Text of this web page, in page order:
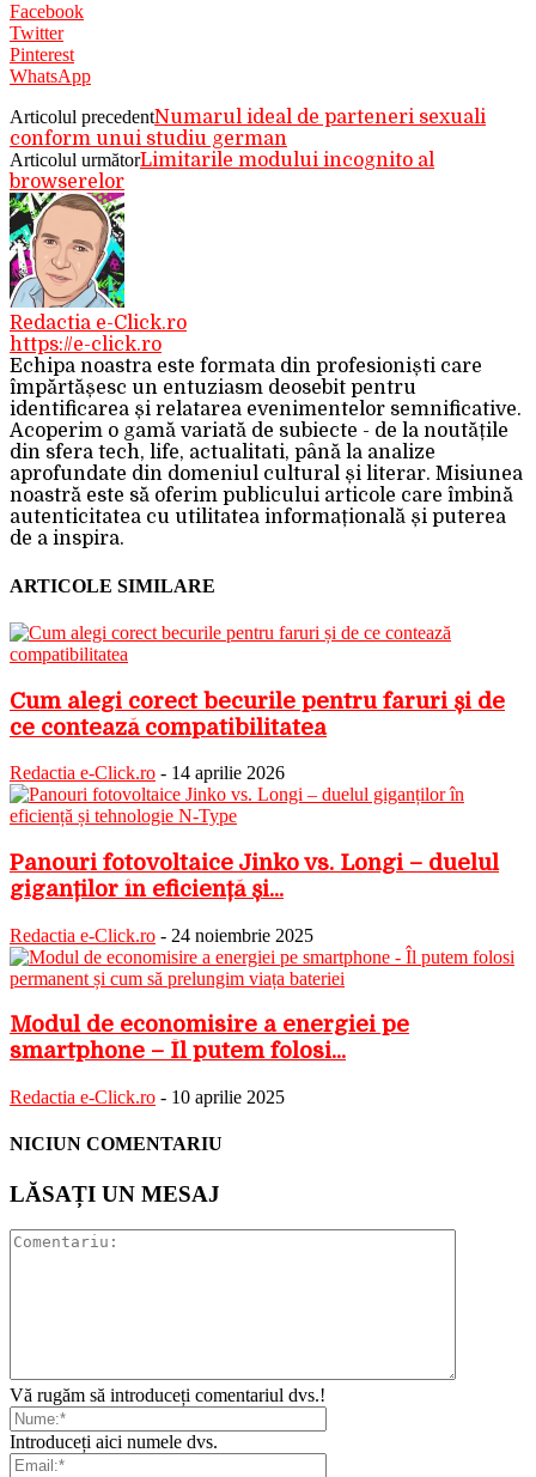
Facebook
Twitter
Pinterest
WhatsApp
Articolul precedentNumarul ideal de parteneri sexuali
conform unui studiu german
Articolul următorLimitarile modului incognito al
browserelor
Redactia e-Click.ro
https://e-click.ro
Echipa noastra este formata din profesioniști care
împărtășesc un entuziasm deosebit pentru
identificarea și relatarea evenimentelor semnificative.
Acoperim o gamă variată de subiecte - de la noutățile
din sfera tech, life, actualitati, până la analize
aprofundate din domeniul cultural și literar. Misiunea
noastră este să oferim publicului articole care îmbină
autenticitatea cu utilitatea informațională și puterea
de a inspira.
ARTICOLE SIMILARE
Cum alegi corect becurile pentru faruri și de
ce contează compatibilitatea
Redactia e-Click.ro - 14 aprilie 2026
Panouri fotovoltaice Jinko vs. Longi – duelul
giganților în eficiență și...
Redactia e-Click.ro - 24 noiembrie 2025
Modul de economisire a energiei pe
smartphone – Îl putem folosi...
Redactia e-Click.ro - 10 aprilie 2025
NICIUN COMENTARIU
LĂSAȚI UN MESAJ
Vă rugăm să introduceți comentariul dvs.!
Introduceți aici numele dvs.